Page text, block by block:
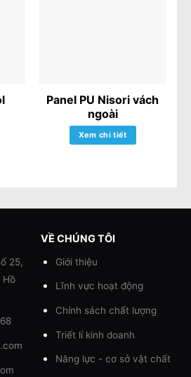
Panel PU Nisori vách
ngoài
Xem chi tiết
25,
Hồ
VỀ CHÚNG TÔI
Giới thiệu
Lĩnh vực hoạt động
Chính sách chất lượng
Triết lí kinh doanh
Năng lực - cơ sở vật chất